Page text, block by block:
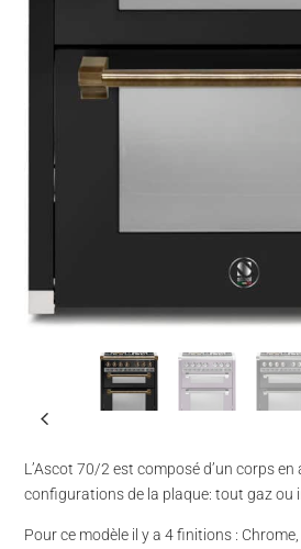
L’Ascot 70/2 est composé d’un corps en
configurations de la plaque: tout gaz ou
Pour ce modèle il y a 4 finitions :